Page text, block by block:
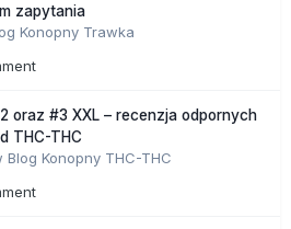
zapytania
Konopny Trawka
oraz #3 XXL – recenzja odpornych
THC-THC
Blog Konopny THC-THC